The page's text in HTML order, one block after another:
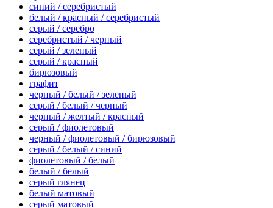
синий / серебристый
белый / красный / серебристый
серый / серебро
серебристый / черный
серый / зеленый
серый / красный
бирюзовый
графит
черный / белый / зеленый
серый / белый / черный
черный / желтый / красный
серый / фиолетовый
черный / фиолетовый / бирюзовый
серый / белый / синий
фиолетовый / белый
белый / белый
серый глянец
белый матовый
серый матовый